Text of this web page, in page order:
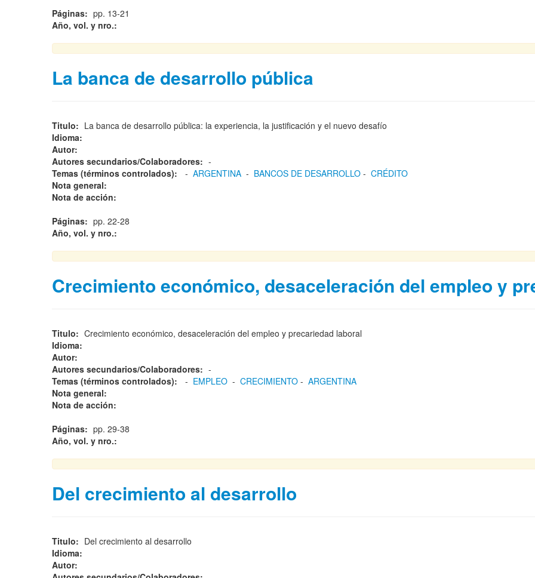
Páginas: pp. 13-21
Año, vol. y nro.:
La banca de desarrollo pública
Titulo: La banca de desarrollo pública: la experiencia, la justificación y el nuevo desafío
Idioma:
Autor:
Autores secundarios/Colaboradores: -
Temas (términos controlados):
- ARGENTINA - BANCOS DE DESARROLLO - CRÉDITO
Nota general:
Nota de acción:
Páginas: pp. 22-28
Año, vol. y nro.:
Crecimiento económico, desaceleración del empleo y
Titulo: Crecimiento económico, desaceleración del empleo y precariedad laboral
Idioma:
Autor:
Autores secundarios/Colaboradores: -
Temas (términos controlados):
- EMPLEO - CRECIMIENTO - ARGENTINA
Nota general:
Nota de acción:
Páginas: pp. 29-38
Año, vol. y nro.:
Del crecimiento al desarrollo
Titulo: Del crecimiento al desarrollo
Idioma:
Autor: